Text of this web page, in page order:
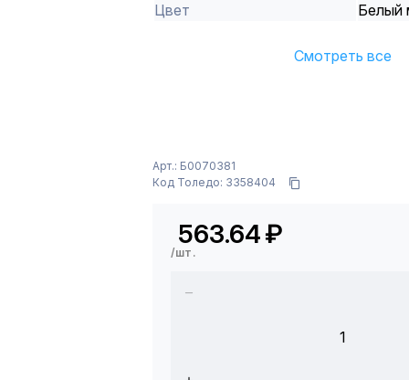
Цвет
Белый
Смотреть все
Арт.: Б0070381
Код Толедо: 3358404
563.64₽
/шт.
1